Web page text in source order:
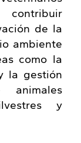
de la
ambiente
como la
la gestión
y